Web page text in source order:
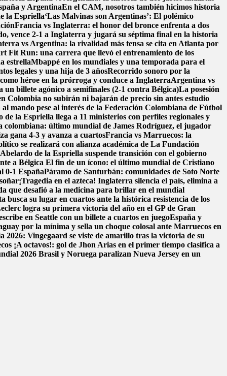
y ArgentinaEn el CAM, nosotros también hicimos historia
la Espriella‘Las Malvinas son Argentinas’: El polémico
Francia vs Inglaterra: el honor del bronce enfrenta a dos
vence 2-1 a Inglaterra y jugará su séptima final en la historia
vs Argentina: la rivalidad más tensa se cita en Atlanta por
Fit Run: una carrera que llevó el entrenamiento de los
estrellaMbappé en los mundiales y una temporada para el
legales y una hija de 3 añosRecorrido sonoro por la
héroe en la prórroga y conduce a InglaterraArgentina vs
billete agónico a semifinales (2-1 contra Bélgica)La posesión
Colombia no subirán ni bajarán de precio sin antes estudio
mando pese al interés de la Federación Colombiana de Fútbol
la Espriella llega a 11 ministerios con perfiles regionales y
colombiana: último mundial de James Rodríguez, el jugador
gana 4-3 y avanza a cuartosFrancia vs Marruecos: la
se realizará con alianza académica de La Fundación
de la Espriella suspende transición con el gobierno
a Bélgica El fin de un ícono: el último mundial de Cristiano
0-1 EspañaPáramo de Santurbán: comunidades de Soto Norte
¡Tragedia en el azteca! Inglaterra silencia el país, elimina a
que desafió a la medicina para brillar en el mundial
busca su lugar en cuartos ante la histórica resistencia de los
logra su primera victoria del año en el GP de Gran
en Seattle con un billete a cuartos en juegoEspaña y
por la mínima y sella un choque colosal ante Marruecos en
2026: Vingegaard se viste de amarillo tras la victoria de su
¡A octavos!: gol de Jhon Arias en el primer tiempo clasifica a
2026 Brasil y Noruega paralizan Nueva Jersey en un